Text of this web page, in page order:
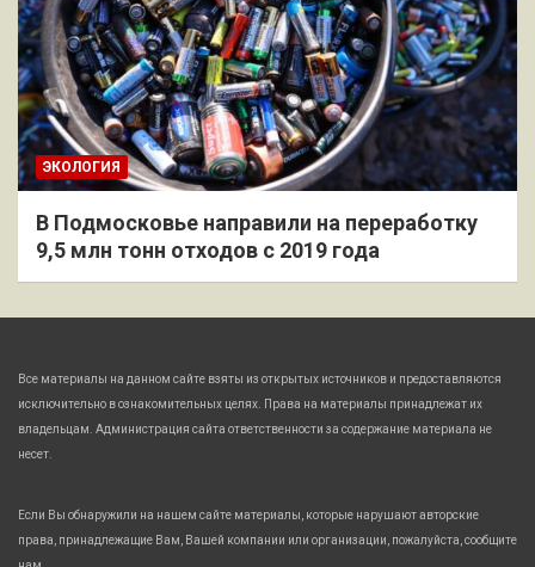
ЭКОЛОГИЯ
В Подмосковье направили на переработку
9,5 млн тонн отходов с 2019 года
Все материалы на данном сайте взяты из открытых источников и предоставляются
исключительно в ознакомительных целях. Права на материалы принадлежат их
владельцам. Администрация сайта ответственности за содержание материала не
несет.
Если Вы обнаружили на нашем сайте материалы, которые нарушают авторские
права, принадлежащие Вам, Вашей компании или организации, пожалуйста, сообщите